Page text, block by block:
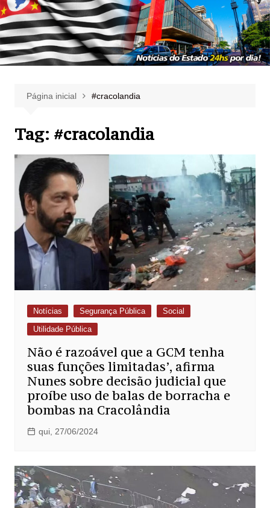
Página inicial #cracolandia
Tag: #cracolandia
Notícias Segurança Pública
Social
Utilidade Pública
Não é razoável que a GCM tenha
suas funções limitadas’, afirma
Nunes sobre decisão judicial que
proíbe uso de balas de borracha e
bombas na Cracolândia
qui, 27/06/2024